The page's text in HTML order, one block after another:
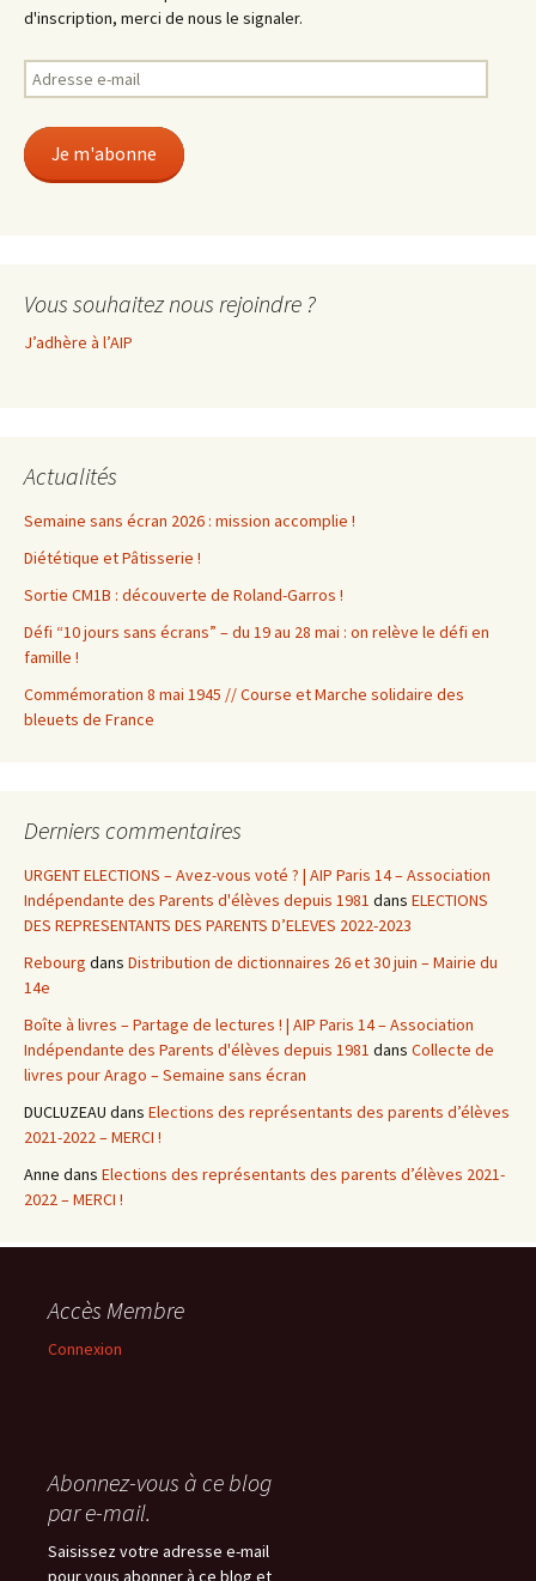
d'inscription, merci de nous le signaler.
Adresse
e-
Je m'abonne
Vous souhaitez nous rejoindre ?
J’adhère à l’AIP
Actualités
Semaine sans écran 2026 : mission accomplie !
Diététique et Pâtisserie !
Sortie CM1B : découverte de Roland-Garros !
Défi “10 jours sans écrans” – du 19 au 28 mai : on relève le défi en
famille !
Commémoration 8 mai 1945 // Course et Marche solidaire des
bleuets de France
Derniers commentaires
URGENT ELECTIONS – Avez-vous voté ? | AIP Paris 14 – Association
Indépendante des Parents d'élèves depuis 1981 dans ELECTIONS
DES REPRESENTANTS DES PARENTS D’ELEVES 2022-2023
Rebourg dans Distribution de dictionnaires 26 et 30 juin – Mairie du
14e
Boîte à livres – Partage de lectures ! | AIP Paris 14 – Association
Indépendante des Parents d'élèves depuis 1981 dans Collecte de
livres pour Arago – Semaine sans écran
DUCLUZEAU dans Elections des représentants des parents d’élèves
2021-2022 – MERCI !
Anne dans Elections des représentants des parents d’élèves 2021-
2022 – MERCI !
Accès Membre
Connexion
Abonnez-vous à ce blog
par e-mail.
Saisissez votre adresse e-mail
pour vous abonner à ce blog et